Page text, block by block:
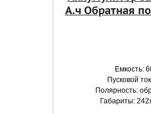
А.ч Обратная
Емкость:
Пусковой
Полярность:
Габариты: